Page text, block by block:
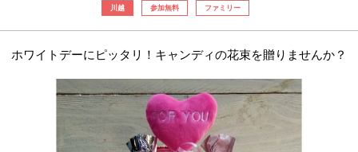
川越 参加無料 ファミリー
ホワイトデーにピッタリ！キャンディの花束を贈りませんか？